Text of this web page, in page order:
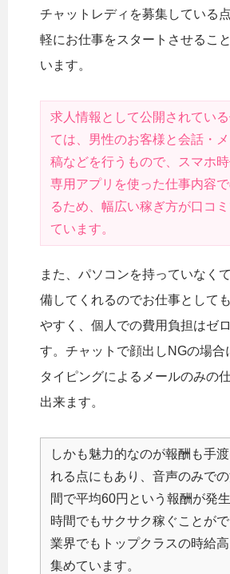
チャットレディを募集している
軽にお仕事をスタートさせるこ
います。
求人情報として公開されてい
ては、男性のお客様と会話・
稿などを行うもので、スマホ
専用アプリを使った仕事内容
るため、幅広い稼ぎ方が口コ
ています。
また、パソコンを持っていなく
備してくれるのでお仕事として
やすく、個人での費用負担はゼ
す。チャットで顔出しNGの場合
タイピングによるメールのみの
出来ます。
しかも魅力的なのが報酬も手
れる点にもあり、音声のみで
間で平均60円という報酬が発
時間でもサクサク稼ぐことが
業界でもトップクラスの時給
集めています。